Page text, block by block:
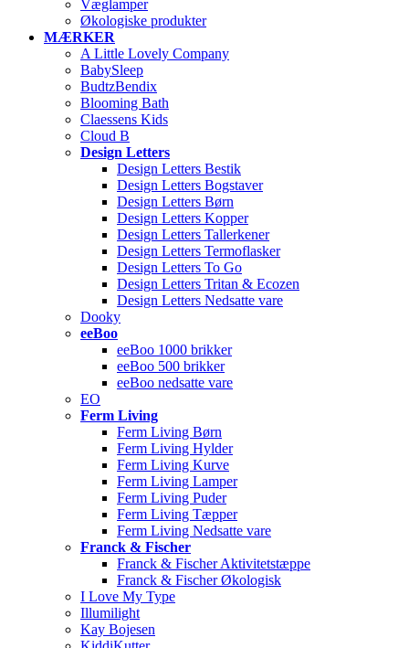
Væglamper
Økologiske produkter
MÆRKER
A Little Lovely Company
BabySleep
BudtzBendix
Blooming Bath
Claessens Kids
Cloud B
Design Letters
Design Letters Bestik
Design Letters Bogstaver
Design Letters Børn
Design Letters Kopper
Design Letters Tallerkener
Design Letters Termoflasker
Design Letters To Go
Design Letters Tritan & Ecozen
Design Letters Nedsatte vare
Dooky
eeBoo
eeBoo 1000 brikker
eeBoo 500 brikker
eeBoo nedsatte vare
EO
Ferm Living
Ferm Living Børn
Ferm Living Hylder
Ferm Living Kurve
Ferm Living Lamper
Ferm Living Puder
Ferm Living Tæpper
Ferm Living Nedsatte vare
Franck & Fischer
Franck & Fischer Aktivitetstæppe
Franck & Fischer Økologisk
I Love My Type
Illumilight
Kay Bojesen